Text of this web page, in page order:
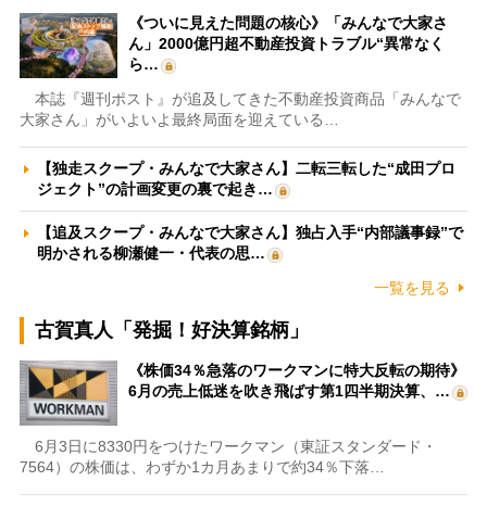
《ついに見えた問題の核心》「みんなで大家さ
ん」2000億円超不動産投資トラブル“異常なく
ら…
本誌『週刊ポスト』が追及してきた不動産投資商品「みんなで
大家さん」がいよいよ最終局面を迎えている…
【独走スクープ・みんなで大家さん】二転三転した“成田プロ
ジェクト”の計画変更の裏で起き…
【追及スクープ・みんなで大家さん】独占入手“内部議事録”で
明かされる柳瀬健一・代表の思…
一覧を見る
古賀真人「発掘！好決算銘柄」
《株価34％急落のワークマンに特大反転の期待》
6月の売上低迷を吹き飛ばす第1四半期決算、…
6月3日に8330円をつけたワークマン（東証スタンダード・
7564）の株価は、わずか1カ月あまりで約34％下落…